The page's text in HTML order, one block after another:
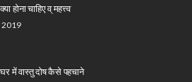
होना चाहिए व् महत्त्व
2019
में वास्तु दोष कैसे पहचाने